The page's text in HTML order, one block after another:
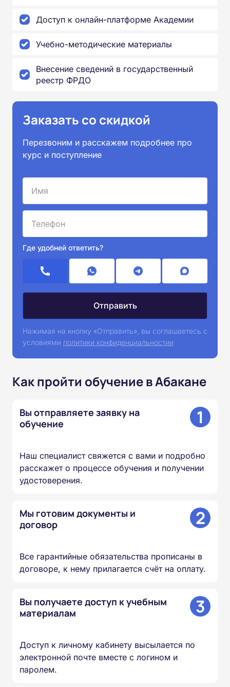
Доступ к онлайн-платформе Академии
Учебно-методические материалы
Внесение сведений в государственный
реестр ФРДО
Заказать со скидкой
Перезвоним и расскажем подробнее про
курс и поступление
Где удобней ответить?
Нажимая на кнопку «Отправить», вы соглашаетесь с
условиями политики конфиденциальностии
Как пройти обучение в Абакане
Вы отправляете заявку на
обучение
1
Наш специалист свяжется с вами и подробно
расскажет о процессе обучения и получении
удостоверения.
Мы готовим документы и
договор
2
Все гарантийные обязательства прописаны в
договоре, к нему прилагается счёт на оплату.
Вы получаете доступ к учебным
материалам
3
Доступ к личному кабинету высылается по
электронной почте вместе с логином и
паролем.